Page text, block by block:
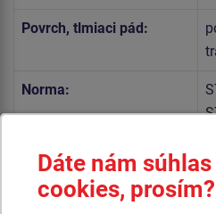
Povrch, tlmiaci pád:
Norma:
Telo hojdačky a sedadlo sú
plastu HDPE (celoprefarbený
Dáte nám
cookies, prosím?